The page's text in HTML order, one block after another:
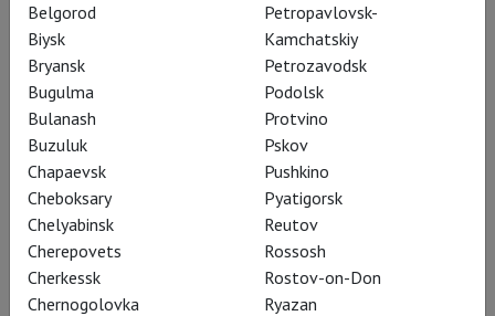
Леонид Александровский
Готика, вперёд!
«Герцогиня Мальфи» в постановке
Доминика Дромгула – спектакль,
которым театр «Глобус» отметил
свой 400-летний юбилей. Теперь –
и онлайн
Belgorod
Biysk
Bryansk
Bugulma
Bulanash
Buzuluk
Chapaevsk
Cheboksary
Chelyabinsk
Cherepovets
Cherkessk
Chernogolovka
Petropavlovsk-
Kamchatskiy
Petrozavodsk
Podolsk
Protvino
Pskov
Pushkino
Pyatigorsk
Reutov
Rossosh
Rostov-on-Don
Ryazan